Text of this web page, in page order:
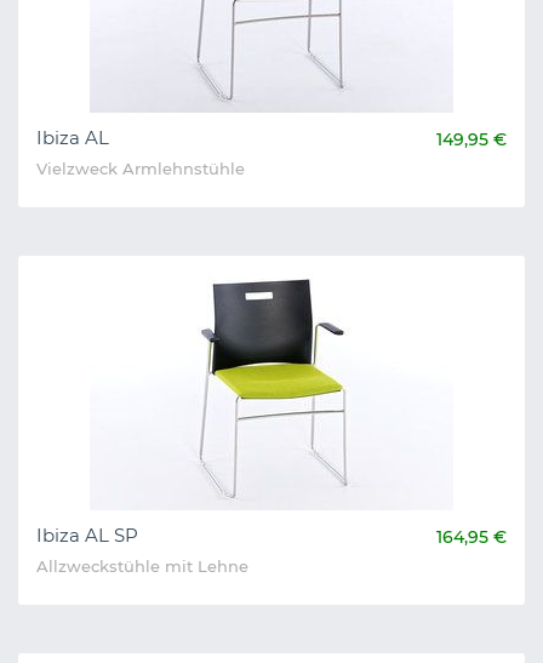
Ibiza AL 149,95 €
Vielzweck Armlehnstühle
Ibiza AL SP 164,95 €
Allzweckstühle mit Lehne